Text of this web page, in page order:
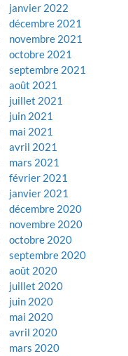
janvier 2022
décembre 2021
novembre 2021
octobre 2021
septembre 2021
août 2021
juillet 2021
juin 2021
mai 2021
avril 2021
mars 2021
février 2021
janvier 2021
décembre 2020
novembre 2020
octobre 2020
septembre 2020
août 2020
juillet 2020
juin 2020
mai 2020
avril 2020
mars 2020